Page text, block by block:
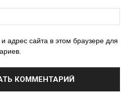
адрес сайта в этом браузере для